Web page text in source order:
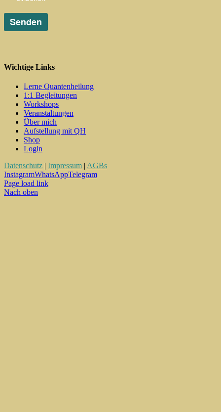
Wichtige Links
Lerne Quantenheilung
1:1 Begleitungen
Workshops
Veranstaltungen
Über mich
Aufstellung mit QH
Shop
Login
Datenschutz | Impressum | AGBs
InstagramWhatsAppTelegram
Page load link
Nach oben